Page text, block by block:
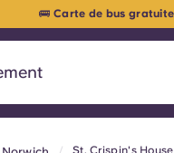
St. Crispin's House